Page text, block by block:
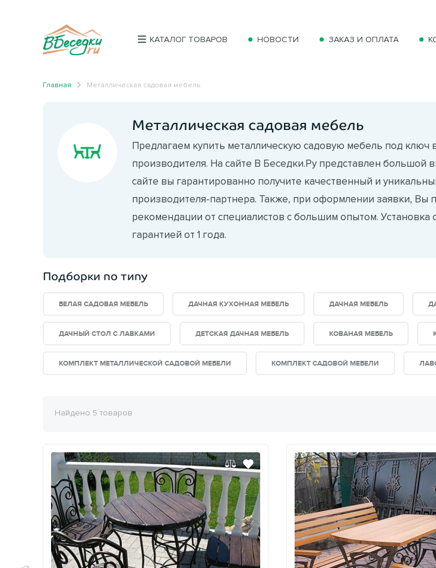
КАТАЛОГ ТОВАРОВ НОВОСТИ ЗАКАЗ И ОПЛАТА
Главная Металлическая садовая мебель
Металлическая садовая мебель
Предлагаем купить металлическую садовую мебель под
производителя. На сайте В Беседки.Ру представлен
сайте вы гарантированно получите качественный и
производителя-партнера. Также, при оформлении заявки, Вы
рекомендации от специалистов с большим опытом.
гарантией от 1 года.
Подборки по типу
БЕЛАЯ САДОВАЯ МЕБЕЛЬ ДАЧНАЯ КУХОННАЯ МЕБЕЛЬ ДАЧНАЯ МЕБЕЛЬ
ДАЧНЫЙ СТОЛ С ЛАВКАМИ ДЕТСКАЯ ДАЧНАЯ МЕБЕЛЬ КОВАНАЯ МЕБЕЛЬ
КОМПЛЕКТ МЕТАЛЛИЧЕСКОЙ САДОВОЙ МЕБЕЛИ КОМПЛЕКТ САДОВОЙ МЕБЕЛИ
Найдено 5 товаров